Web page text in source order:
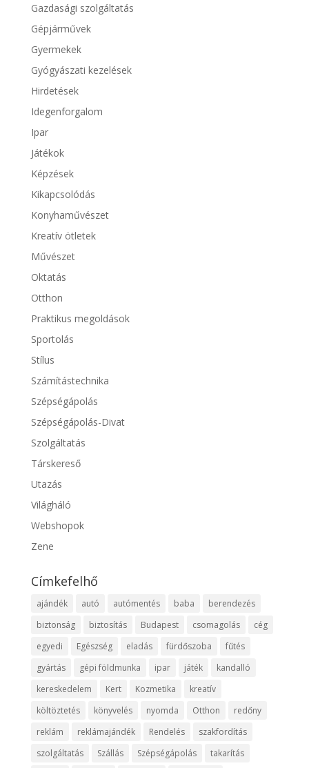
Gazdasági szolgáltatás
Gépjárművek
Gyermekek
Gyógyászati kezelések
Hirdetések
Idegenforgalom
Ipar
Játékok
Képzések
Kikapcsolódás
Konyhaművészet
Kreatív ötletek
Művészet
Oktatás
Otthon
Praktikus megoldások
Sportolás
Stílus
Számítástechnika
Szépségápolás
Szépségápolás-Divat
Szolgáltatás
Társkereső
Utazás
Világháló
Webshopok
Zene
Címkefelhő
ajándék autó autómentés baba
berendezés
biztonság
biztosítás Budapest csomagolás
cég
egyedi
Egészség eladás fürdőszoba
fűtés
gyártás
gépi földmunka ipar játék
kandalló
kereskedelem
Kert Kozmetika
kreatív
költöztetés
könyvelés nyomda Otthon
redőny
reklám
reklámajándék Rendelés
szakfordítás
szolgáltatás
Szállás Szépségápolás takarítás